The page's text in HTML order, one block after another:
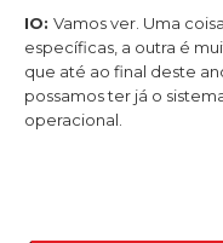
IO: Vamos ver. Uma
específicas, a outra é
que até ao final deste
possamos ter já o
operacional.